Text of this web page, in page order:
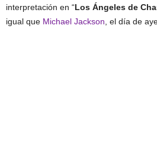
interpretación en “Los Ángeles de
igual que Michael Jackson , el día de